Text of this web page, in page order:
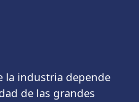
la industria depende
de las grandes